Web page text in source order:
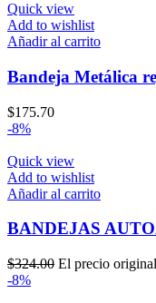
Quick view
Add to wishlist
Añadir al carrito
Bandeja Metálica
$175.70
-8%
Quick view
Add to wishlist
Añadir al carrito
BANDEJAS
$324.00 El precio
-8%